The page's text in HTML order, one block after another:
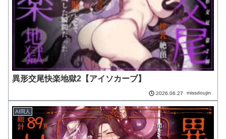
異形交尾快楽地獄2【アイソカーブ】
2026.06.27 missdoujin
AI同人